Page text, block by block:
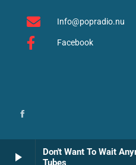
play_arrow
Don't Want To Wait
Tubes
Info@popradio.nu
Facebook